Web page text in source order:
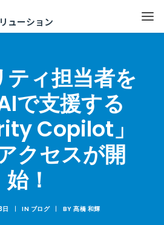
ューション
ィ担当者を
で支援する
Copilot」
クセスが開
始！
| IN ブログ | BY髙橋 和輝